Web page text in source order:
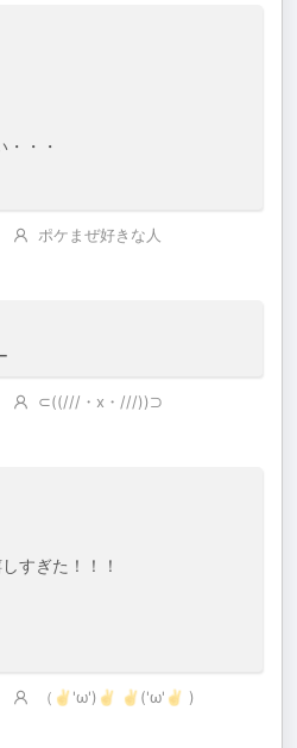
い・・・
ポケまぜ好きな人
⊂((///・x・///))⊃
すぎた！！！
（✌︎'ω')✌︎ ✌︎('ω'✌︎ )